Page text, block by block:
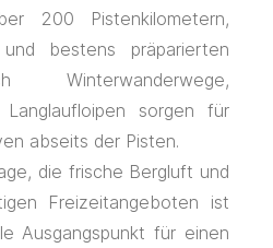
200 Pistenkilometern,
bestens präparierten
Winterwanderwege,
sorgen für
abseits der Pisten.
die frische Bergluft und
Freizeitangeboten ist
Ausgangspunkt für einen